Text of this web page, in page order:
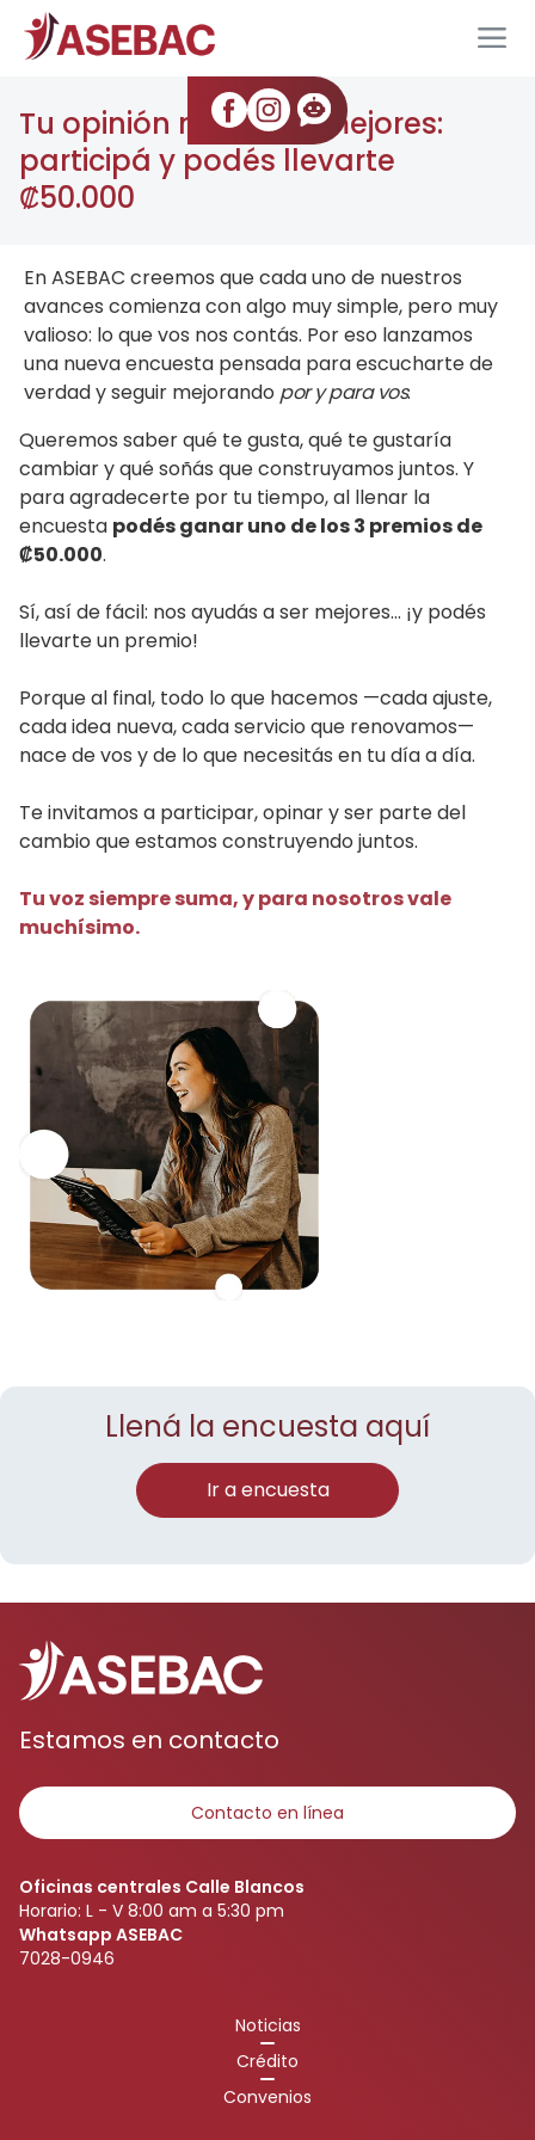
Tu opinión nos hace mejores:
participá y podés llevarte
₡50.000
En ASEBAC creemos que cada uno de nuestros
avances comienza con algo muy simple, pero muy
valioso: lo que vos nos contás. Por eso lanzamos
una nueva encuesta pensada para escucharte de
verdad y seguir mejorando por y para vos.
Queremos saber qué te gusta, qué te gustaría
cambiar y qué soñás que construyamos juntos. Y
para agradecerte por tu tiempo, al llenar la
encuesta podés ganar uno de los 3 premios de
₡50.000.
Sí, así de fácil: nos ayudás a ser mejores… ¡y podés
llevarte un premio!
Porque al final, todo lo que hacemos —cada ajuste,
cada idea nueva, cada servicio que renovamos—
nace de vos y de lo que necesitás en tu día a día.
Te invitamos a participar, opinar y ser parte del
cambio que estamos construyendo juntos.
Tu voz siempre suma, y para nosotros vale
muchísimo.
Llená la encuesta aquí
Ir a encuesta
Estamos en contacto
Contacto en línea
Oficinas centrales Calle Blancos
Horario: L - V 8:00 am a 5:30 pm
Whatsapp ASEBAC
7028-0946
Noticias
Crédito
Convenios